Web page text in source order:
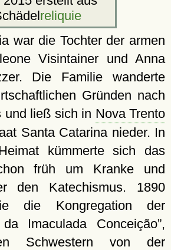
reliquie
war die Tochter der armen
Visintainer und Anna
Die Familie wanderte
Gründen nach
und ließ sich in Nova Trento
Santa Catarina nieder. In
kümmerte sich das
früh um Kranke und
den Katechismus. 1890
die Kongregation der
Imaculada Conceição ,
Schwestern von der